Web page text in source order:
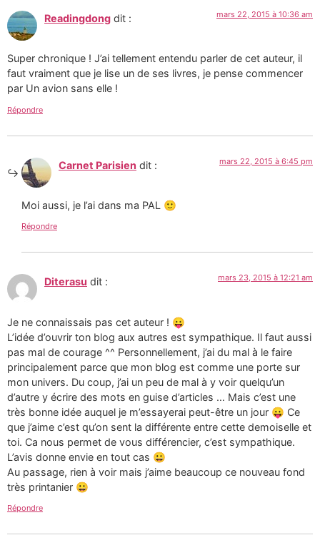
Readingdong dit : mars 22, 2015 à 10:36 am
Super chronique ! J’ai tellement entendu parler de cet auteur, il
faut vraiment que je lise un de ses livres, je pense commencer
par Un avion sans elle !
Répondre
Carnet Parisien dit : mars 22, 2015 à 6:45 pm
Moi aussi, je l’ai dans ma PAL 🙂
Répondre
Diterasu dit : mars 23, 2015 à 12:21 am
Je ne connaissais pas cet auteur ! 😛
L’idée d’ouvrir ton blog aux autres est sympathique. Il faut aussi
pas mal de courage ^^ Personnellement, j’ai du mal à le faire
principalement parce que mon blog est comme une porte sur
mon univers. Du coup, j’ai un peu de mal à y voir quelqu’un
d’autre y écrire des mots en guise d’articles … Mais c’est une
très bonne idée auquel je m’essayerai peut-être un jour 😛 Ce
que j’aime c’est qu’on sent la différente entre cette demoiselle et
toi. Ca nous permet de vous différencier, c’est sympathique.
L’avis donne envie en tout cas 😀
Au passage, rien à voir mais j’aime beaucoup ce nouveau fond
très printanier 😀
Répondre